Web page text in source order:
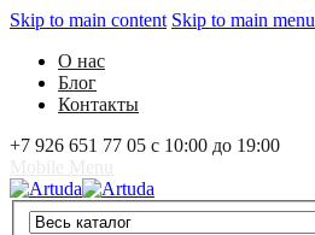
Skip to main content Skip to main menu
О нас
Блог
Контакты
+7 926 651 77 05 с 10:00 до 19:00
Artuda
Search